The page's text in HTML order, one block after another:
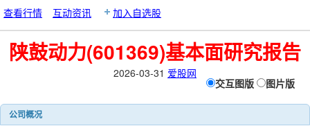
查看行情
互动资讯 加入自选股
陕鼓动力(601369)基本面研究报告
2026-03-31 爱股网
交互图版 图片版
公司概况